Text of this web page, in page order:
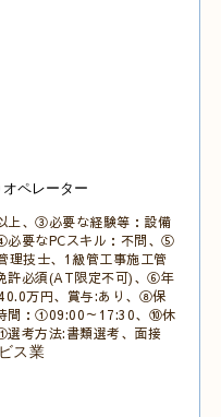
ペレーター
、③必要な経験等：設備
要なPCスキル：不問、⑤
理技士、1級管工事施工管
許必須(AT限定不可)、⑥年
万円、賞与:あり、⑧保
間：①09:00～17:30、 ⑩休
選考方法:書類選考、面接
ス業